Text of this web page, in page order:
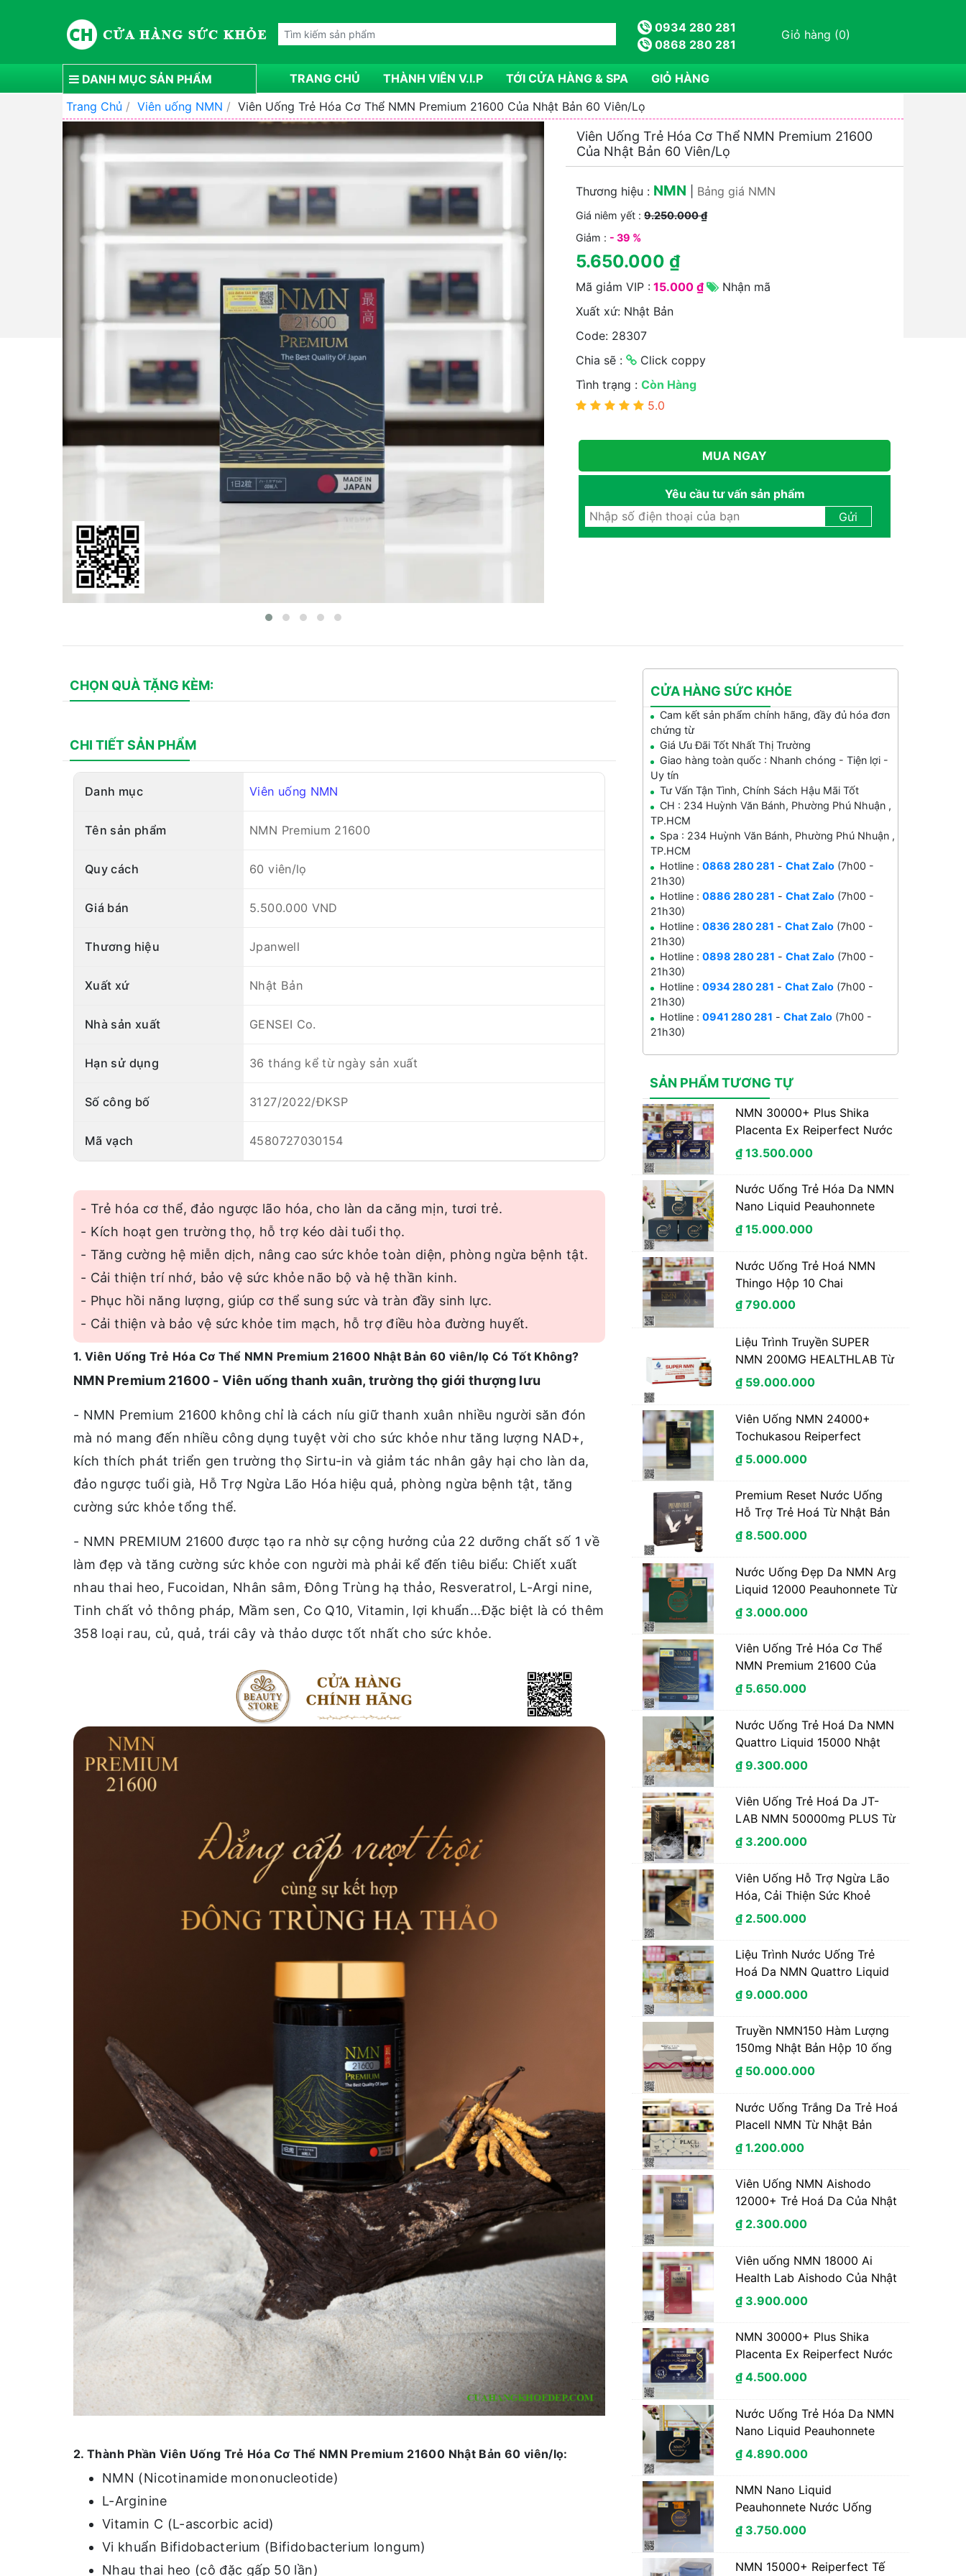
0934 280 281
0868 280 281
Giỏ hàng (0)
DANH MỤC SẢN PHẨM TRANG CHỦ THÀNH VIÊN V.I.P TỚI CỬA HÀNG & SPA
GIỎ HÀNG
Trang Chủ / Viên uống NMN / Viên Uống Trẻ Hóa Cơ Thể NMN Premium 21600 Của Nhật Bản 60 Viên/Lọ
Viên Uống Trẻ Hóa Cơ Thể NMN Premium 21600
Của Nhật Bản 60 Viên/Lọ
Thương hiệu : NMN Bảng giá NMN
Giá niêm yết :9.250.000 ₫
Giảm : - 39 %
5.650.000 ₫
Mã giảm VIP : 15.000 ₫
Nhận mã
Xuất xứ: Nhật Bản
Code: 28307
Chia sẽ :
Click coppy
Tình trạng :Còn Hàng
5.0
MUA NGAY
Yêu cầu tư vấn sản phẩm
Gửi
CHỌN QUÀ TẶNG KÈM:
CHI TIẾT SẢN PHẨM
Danh mục Viên uống NMN
Tên sản phẩm NMN Premium 21600
Quy cách 60 viên/lọ
Giá bán 5.500.000 VND
Thương hiệu Jpanwell
Xuất xứ Nhật Bản
Nhà sản xuất GENSEI Co.
Hạn sử dụng 36 tháng kể từ ngày sản xuất
Số công bố 3127/2022/ĐKSP
Mã vạch 4580727030154
- Trẻ hóa cơ thể, đảo ngược lão hóa, cho làn da căng mịn, tươi trẻ.
- Kích hoạt gen trường thọ, hỗ trợ kéo dài tuổi thọ.
- Tăng cường hệ miễn dịch, nâng cao sức khỏe toàn diện, phòng ngừa bệnh tật.
- Cải thiện trí nhớ, bảo vệ sức khỏe não bộ và hệ thần kinh.
- Phục hồi năng lượng, giúp cơ thể sung sức và tràn đầy sinh lực.
- Cải thiện và bảo vệ sức khỏe tim mạch, hỗ trợ điều hòa đường huyết.
1. Viên Uống Trẻ Hóa Cơ Thể NMN Premium 21600 Nhật Bản 60 viên/lọ Có Tốt Không?
NMN Premium 21600 - Viên uống thanh xuân, trường thọ giới thượng lưu
- NMN Premium 21600 không chỉ là cách níu giữ thanh xuân nhiều người săn đón
mà nó mang đến nhiều công dụng tuyệt vời cho sức khỏe như tăng lượng NAD+,
kích thích phát triển gen trường thọ Sirtu-in và giảm tác nhân gây hại cho làn da,
đảo ngược tuổi già, Hỗ Trợ Ngừa Lão Hóa hiệu quả, phòng ngừa bệnh tật, tăng
cường sức khỏe tổng thể.
- NMN PREMIUM 21600 được tạo ra nhờ sự cộng hưởng của 22 dưỡng chất số 1 về
làm đẹp và tăng cường sức khỏe con người mà phải kể đến tiêu biểu: Chiết xuất
nhau thai heo, Fucoidan, Nhân sâm, Đông Trùng hạ thảo, Resveratrol, L-Argi nine,
Tinh chất vỏ thông pháp, Mầm sen, Co Q10, Vitamin, lợi khuẩn...Đặc biệt là có thêm
358 loại rau, củ, quả, trái cây và thảo dược tốt nhất cho sức khỏe.
2. Thành Phần Viên Uống Trẻ Hóa Cơ Thể NMN Premium 21600 Nhật Bản 60 viên/lọ:
NMN (Nicotinamide mononucleotide)
L-Arginine
Vitamin C (L-ascorbic acid)
Vi khuẩn Bifidobacterium (Bifidobacterium longum)
Nhau thai heo (cô đặc gấp 50 lần)
CỬA HÀNG SỨC KHỎE
Cam kết sản phẩm chính hãng, đầy đủ hóa đơn
chứng từ
Giá Ưu Đãi Tốt Nhất Thị Trường
Giao hàng toàn quốc : Nhanh chóng - Tiện lợi -
Uy tín
Tư Vấn Tận Tình, Chính Sách Hậu Mãi Tốt
CH : 234 Huỳnh Văn Bánh, Phường Phú Nhuận ,
TP.HCM
Spa : 234 Huỳnh Văn Bánh, Phường Phú Nhuận ,
TP.HCM
Hotline :0868 280 281 -Chat Zalo (7h00 -
21h30)
Hotline :0886 280 281 -Chat Zalo (7h00 -
21h30)
Hotline :0836 280 281 -Chat Zalo (7h00 -
21h30)
Hotline :0898 280 281 -Chat Zalo (7h00 -
21h30)
Hotline :0934 280 281 -Chat Zalo (7h00 -
21h30)
Hotline :0941 280 281 -Chat Zalo (7h00 -
21h30)
SẢN PHẨM TƯƠNG TỰ
NMN 30000+ Plus Shika
Placenta Ex Reiperfect Nước
Uống Trẻ Hóa Tế Bào Nhật
Bản Hộp 30 Chai * 50 ml
₫ 13.500.000
Nước Uống Trẻ Hóa Da NMN
Nano Liquid Peauhonnete
Collagen Của Nhật Bản 30
₫ 15.000.000
Nước Uống Trẻ Hoá NMN
Thingo Hộp 10 Chai
₫ 790.000
Liệu Trình Truyền SUPER
NMN 200MG HEALTHLAB Từ
Nhật Bản 10 Lọ 10 Lần Truyền
₫ 59.000.000
Viên Uống NMN 24000+
Tochukasou Reiperfect
Hoàng Gia Nhật Bản hộp 90
viên
₫ 5.000.000
Premium Reset Nước Uống
Hỗ Trợ Trẻ Hoá Từ Nhật Bản
Hộp 10 Chai
₫ 8.500.000
Nước Uống Đẹp Da NMN Arg
Liquid 12000 Peauhonnete Từ
Nhật Bản Mẫu Mới
₫ 3.000.000
Viên Uống Trẻ Hóa Cơ Thể
NMN Premium 21600 Của
Nhật Bản 60 Viên/Lọ
₫ 5.650.000
Nước Uống Trẻ Hoá Da NMN
Quattro Liquid 15000 Nhật
Bản 30 Chai
₫ 9.300.000
Viên Uống Trẻ Hoá Da JT-
LAB NMN 50000mg PLUS Từ
Nhật Bản 120 viên
₫ 3.200.000
Viên Uống Hỗ Trợ Ngừa Lão
Hóa, Cải Thiện Sức Khoẻ
NMN 31800+ Premium Từ
Nhật Bản 75 Viên
₫ 2.500.000
Liệu Trình Nước Uống Trẻ
Hoá Da NMN Quattro Liquid
18000 Premium 30 Lọ
₫ 9.000.000
Truyền NMN150 Hàm Lượng
150mg Nhật Bản Hộp 10 ống
Tặng Kèm Nước Muối Truyền
₫ 50.000.000
Nước Uống Trắng Da Trẻ Hoá
Placell NMN Từ Nhật Bản
Hộp 10 Chai
₫ 1.200.000
Viên Uống NMN Aishodo
12000+ Trẻ Hoá Da Của Nhật
Bản 60 Viên
₫ 2.300.000
Viên uống NMN 18000 Ai
Health Lab Aishodo Của Nhật
Bản 90 Viên
₫ 3.900.000
NMN 30000+ Plus Shika
Placenta Ex Reiperfect Nước
Uống Trẻ Hóa Tế Bào Nhật
Chai * 50ml
₫ 4.500.000
Nước Uống Trẻ Hóa Da NMN
Nano Liquid Peauhonnete
Collagen Nhật Bản 12 Ngày
Uống
₫ 4.890.000
NMN Nano Liquid
Peauhonnete Nước Uống
Trường Thọ Nhật Bản Hộp12
₫ 3.750.000
NMN 15000+ Reiperfect Tế
Cảm ơn khách hàngMinh Nguyệt
hàng sản phẩm :Tinh Chất Hồng Sâm Mật Ong KGC Korean Red